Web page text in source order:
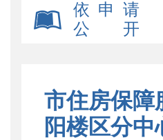
依 申 请
公 开
市住房保障
阳楼区分